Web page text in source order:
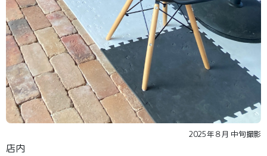
2025年８月 中旬撮影
店内